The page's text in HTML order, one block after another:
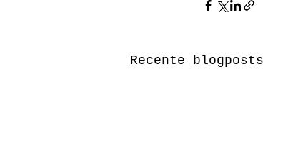
Recente blogposts